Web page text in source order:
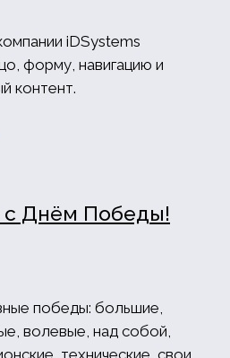
iDSystems
форму, навигацию и
контент.
с Днём Победы!
победы: большие,
волевые, над собой,